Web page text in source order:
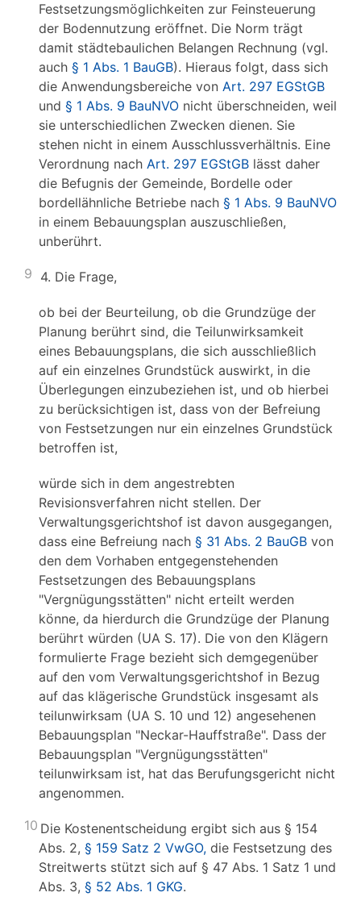
Festsetzungsmöglichkeiten zur Feinsteuerung
der Bodennutzung eröffnet. Die Norm trägt
damit städtebaulichen Belangen Rechnung (vgl.
auch § 1 Abs. 1 BauGB). Hieraus folgt, dass sich
die Anwendungsbereiche von Art. 297 EGStGB
und § 1 Abs. 9 BauNVO nicht überschneiden, weil
sie unterschiedlichen Zwecken dienen. Sie
stehen nicht in einem Ausschlussverhältnis. Eine
Verordnung nach Art. 297 EGStGB lässt daher
die Befugnis der Gemeinde, Bordelle oder
bordellähnliche Betriebe nach § 1 Abs. 9 BauNVO
in einem Bebauungsplan auszuschließen,
unberührt.
9 4. Die Frage,
ob bei der Beurteilung, ob die Grundzüge der
Planung berührt sind, die Teilunwirksamkeit
eines Bebauungsplans, die sich ausschließlich
auf ein einzelnes Grundstück auswirkt, in die
Überlegungen einzubeziehen ist, und ob hierbei
zu berücksichtigen ist, dass von der Befreiung
von Festsetzungen nur ein einzelnes Grundstück
betroffen ist,
würde sich in dem angestrebten
Revisionsverfahren nicht stellen. Der
Verwaltungsgerichtshof ist davon ausgegangen,
dass eine Befreiung nach § 31 Abs. 2 BauGB von
den dem Vorhaben entgegenstehenden
Festsetzungen des Bebauungsplans
"Vergnügungsstätten" nicht erteilt werden
könne, da hierdurch die Grundzüge der Planung
berührt würden (UA S. 17). Die von den Klägern
formulierte Frage bezieht sich demgegenüber
auf den vom Verwaltungsgerichtshof in Bezug
auf das klägerische Grundstück insgesamt als
teilunwirksam (UA S. 10 und 12) angesehenen
Bebauungsplan "Neckar-Hauffstraße". Dass der
Bebauungsplan "Vergnügungsstätten"
teilunwirksam ist, hat das Berufungsgericht nicht
angenommen.
10 Die Kostenentscheidung ergibt sich aus § 154
Abs. 2, § 159 Satz 2 VwGO, die Festsetzung des
Streitwerts stützt sich auf § 47 Abs. 1 Satz 1 und
Abs. 3, § 52 Abs. 1 GKG.